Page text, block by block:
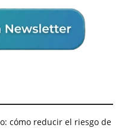
cómo reducir el riesgo de